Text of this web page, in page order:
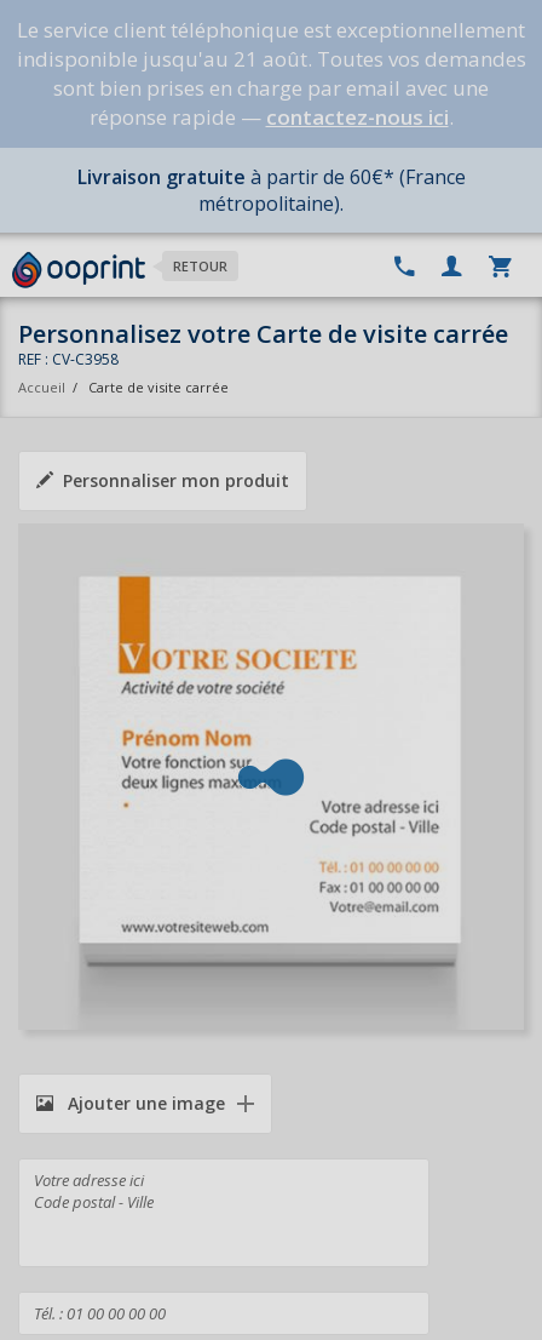
Le service client téléphonique est exceptionnellement
indisponible jusqu'au 21 août. Toutes vos demandes
sont bien prises en charge par email avec une
réponse rapide — contactez-nous ici.
Livraison gratuite à partir de 60€* (France
métropolitaine).
RETOUR
Personnalisez votre Carte de visite carrée
REF : CV-C3958
Accueil / Carte de visite carrée
Personnaliser mon produit
Ajouter une image